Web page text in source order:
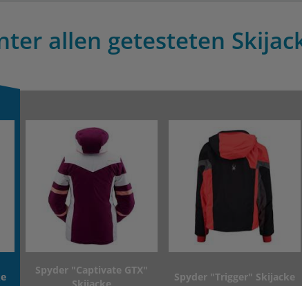
allen getesteten
Spyder "Captivate GTX"
Spyder "Trigger" Skijacke